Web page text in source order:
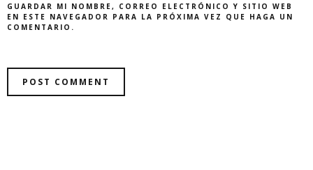
GUARDAR MI NOMBRE, CORREO ELECTRÓNICO Y SITIO WEB
EN ESTE NAVEGADOR PARA LA PRÓXIMA VEZ QUE HAGA UN
COMENTARIO.